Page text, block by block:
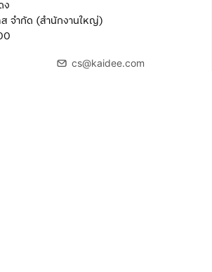
ง
ส จำกัด (สำนักงานใหญ่)
cs@kaidee.com